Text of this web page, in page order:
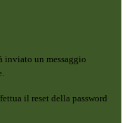
inviato un messaggio
il reset della password